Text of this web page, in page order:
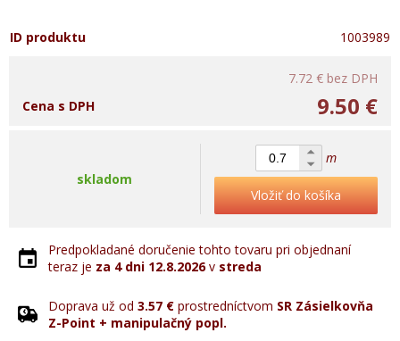
ID produktu 1003989
7.72 € bez DPH
9.50 €
Cena s DPH
skladom
m
Vložiť do košíka
Predpokladané doručenie tohto tovaru pri objednaní
teraz je za 4 dni 12.8.2026v streda
Doprava už od 3.57 € prostredníctvom SR Zásielkovňa
Z-Point + manipulačný popl.